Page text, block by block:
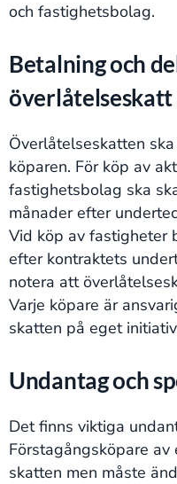
och fastighetsbolag.
Betalning och
överlåtelseskatt
Överlåtelseskatten
köparen. För köp av
fastighetsbolag ska
månader efter
Vid köp av fastigheter
efter kontraktets
notera att
Varje köpare är
skatten på eget
Undantag och
Det finns viktiga
Förstagångsköpare
skatten men måste